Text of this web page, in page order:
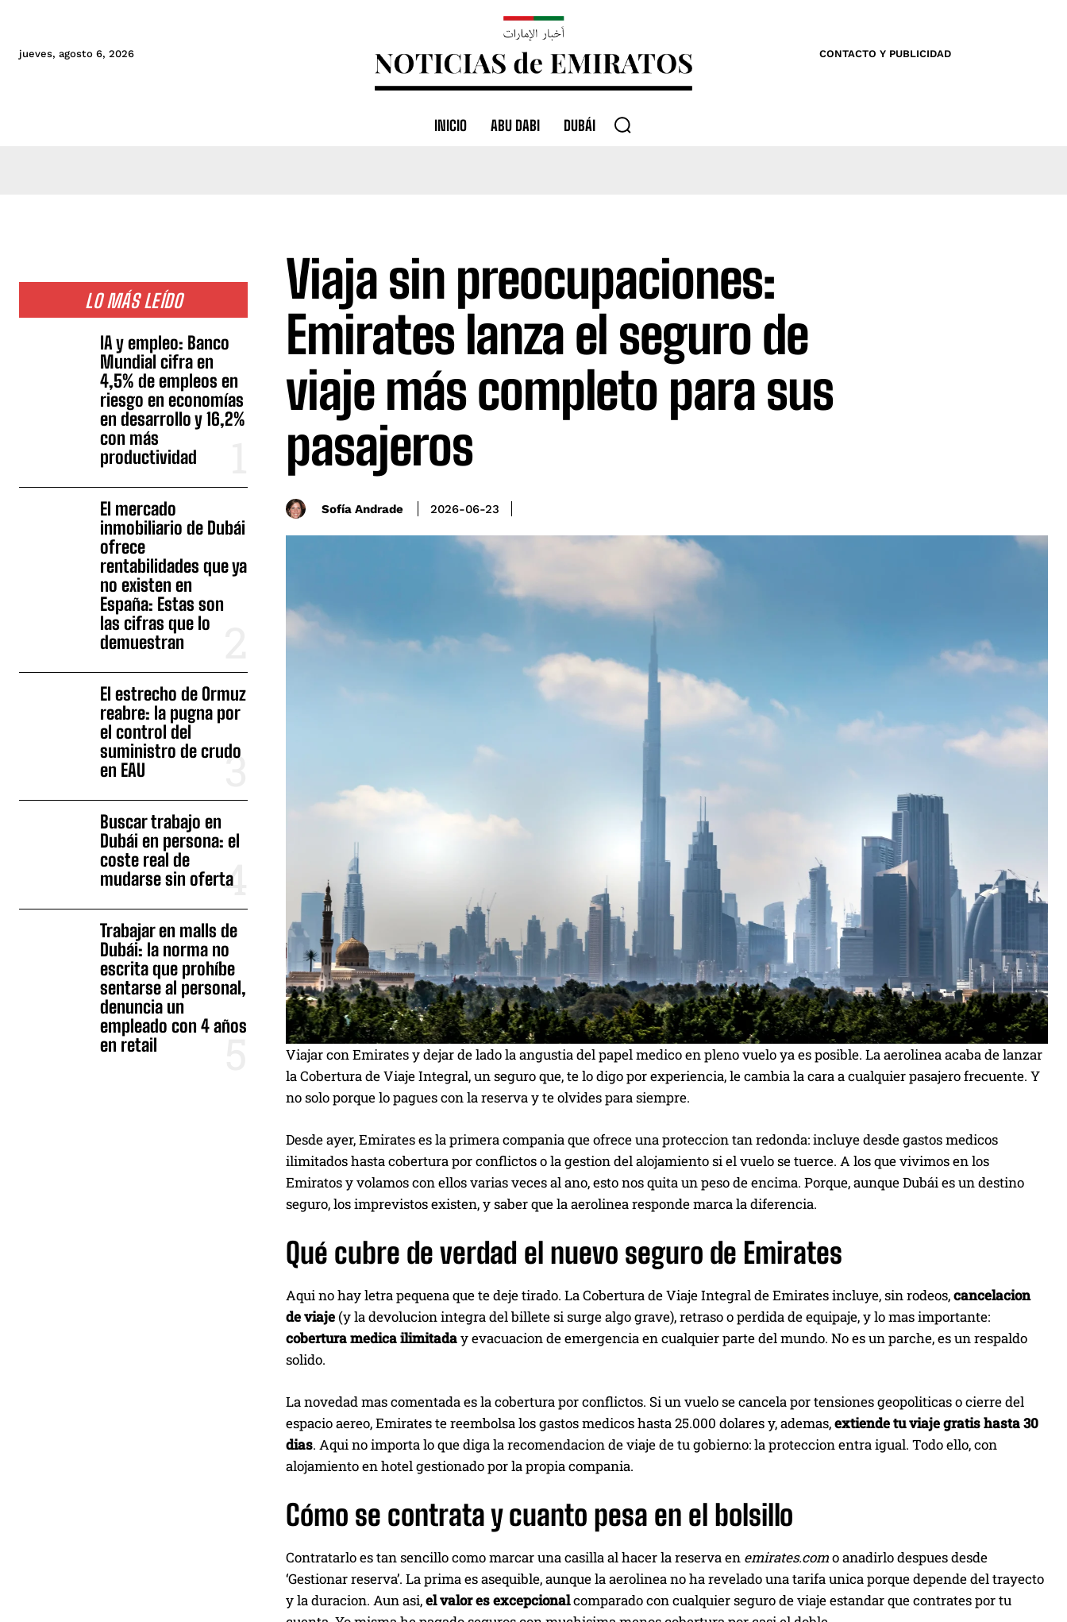
jueves, agosto 6, 2026 CONTACTO Y PUBLICIDAD
INICIO ABU DABI DUBÁI
LO MÁS LEÍDO
IA y empleo: Banco
Mundial cifra en
4,5% de empleos en
riesgo en economías
en desarrollo y 16,2%
con más
productividad
El mercado
inmobiliario de Dubái
ofrece
rentabilidades que ya
no existen en
España: Estas son
las cifras que lo
demuestran
El estrecho de Ormuz
reabre: la pugna por
el control del
suministro de crudo
en EAU
Buscar trabajo en
Dubái en persona: el
coste real de
mudarse sin oferta
Trabajar en malls de
Dubái: la norma no
escrita que prohíbe
sentarse al personal,
denuncia un
empleado con 4 años
en retail
Viaja sin preocupaciones:
Emirates lanza el seguro de
viaje más completo para sus
pasajeros
Sofía Andrade 2026-06-23
Viajar con Emirates y dejar de lado la angustia del papel medico en pleno vuelo ya es posible. La aerolinea acaba de lanzar
la Cobertura de Viaje Integral, un seguro que, te lo digo por experiencia, le cambia la cara a cualquier pasajero frecuente. Y
no solo porque lo pagues con la reserva y te olvides para siempre.
Desde ayer, Emirates es la primera compania que ofrece una proteccion tan redonda: incluye desde gastos medicos
ilimitados hasta cobertura por conflictos o la gestion del alojamiento si el vuelo se tuerce. A los que vivimos en los
Emiratos y volamos con ellos varias veces al ano, esto nos quita un peso de encima. Porque, aunque Dubái es un destino
seguro, los imprevistos existen, y saber que la aerolinea responde marca la diferencia.
Qué cubre de verdad el nuevo seguro de Emirates
Aqui no hay letra pequena que te deje tirado. La Cobertura de Viaje Integral de Emirates incluye, sin rodeos,cancelacion
de viaje (y la devolucion integra del billete si surge algo grave), retraso o perdida de equipaje, y lo mas importante:
cobertura medica ilimitaday evacuacion de emergencia en cualquier parte del mundo. No es un parche, es un respaldo
solido.
La novedad mas comentada es la cobertura por conflictos. Si un vuelo se cancela por tensiones geopoliticas o cierre del
espacio aereo, Emirates te reembolsa los gastos medicos hasta 25.000 dolares y, ademas,extiende tu viaje gratis hasta 30
dias. Aqui no importa lo que diga la recomendacion de viaje de tu gobierno: la proteccion entra igual. Todo ello, con
alojamiento en hotel gestionado por la propia compania.
Cómo se contrata y cuanto pesa en el bolsillo
Contratarlo es tan sencillo como marcar una casilla al hacer la reserva en emirates.como anadirlo despues desde
‘Gestionar reserva’. La prima es asequible, aunque la aerolinea no ha revelado una tarifa unica porque depende del trayecto
y la duracion. Aun asi,el valor es excepcionalcomparado con cualquier seguro de viaje estandar que contrates por tu